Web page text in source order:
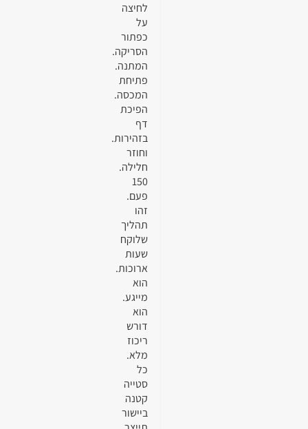
לחיצה
על
כפתור
הסריקה.
המתנה.
פתיחת
המכסה.
הפיכת
דף
בזהירות.
וחוזר
חלילה.
150
פעם.
זהו
תהליך
שלוקח
שעות
ארוכות.
הוא
מייגע.
הוא
דורש
ריכוז
מלא.
כל
סטייה
קטנה
ביישור